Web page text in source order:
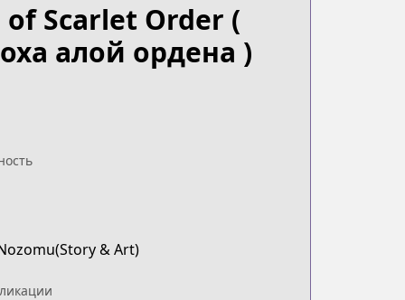
Scarlet Order (
алой ордена )
& Art)